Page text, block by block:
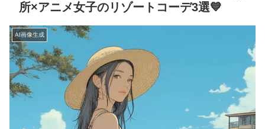
所×アニメ女子のリゾートコーデ3選💙
AI画像生成